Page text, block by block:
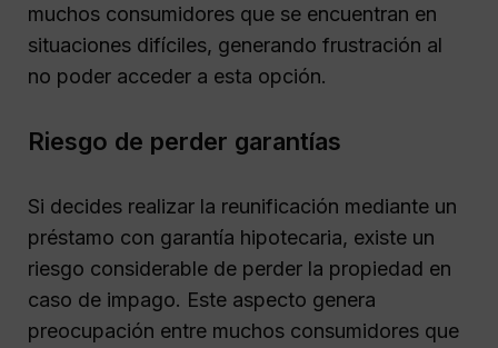
muchos consumidores que se encuentran en
situaciones difíciles, generando frustración al
no poder acceder a esta opción.
Riesgo de perder garantías
Si decides realizar la reunificación mediante un
préstamo con garantía hipotecaria, existe un
riesgo considerable de perder la propiedad en
caso de impago. Este aspecto genera
preocupación entre muchos consumidores que